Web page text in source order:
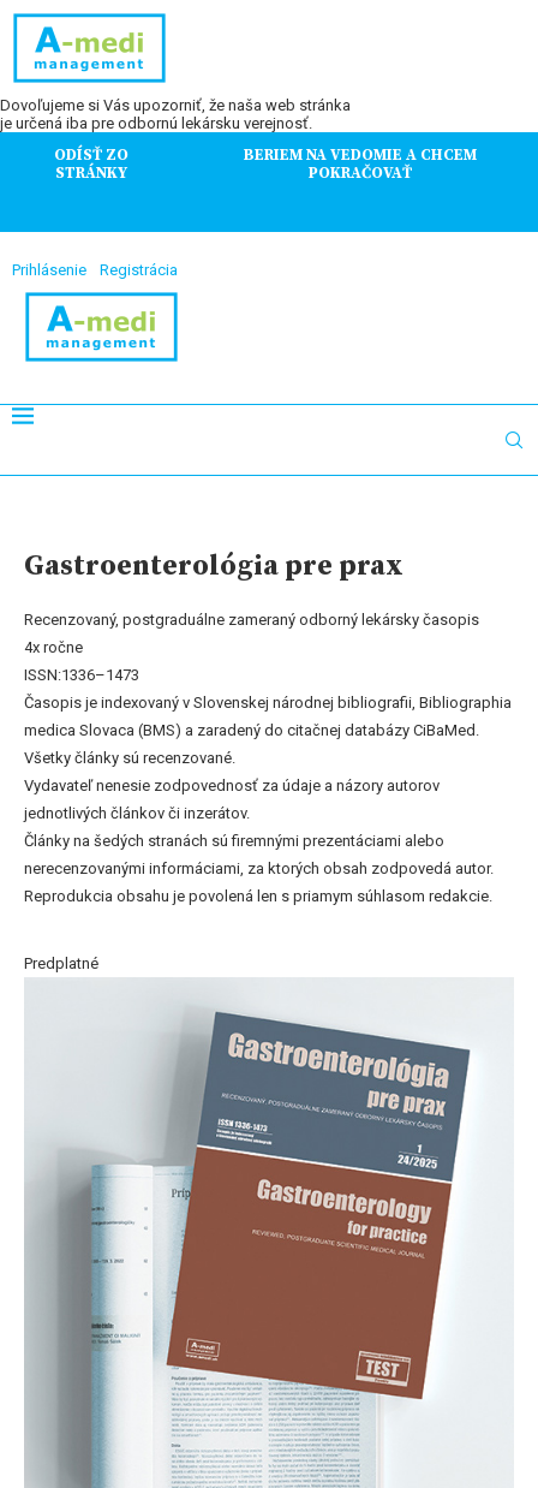
Dovoľujeme si Vás upozorniť, že naša web stránka
je určená iba pre odbornú lekársku verejnosť.
ODÍSŤ ZO
STRÁNKY
BERIEM NA VEDOMIE A CHCEM
POKRAČOVAŤ
Prihlásenie Registrácia
Gastroenterológia pre prax
Recenzovaný, postgraduálne zameraný odborný lekársky časopis
4x ročne
ISSN:1336–1473
Časopis je indexovaný v Slovenskej národnej bibliografii, Bibliographia
medica Slovaca (BMS) a zaradený do citačnej databázy CiBaMed.
Všetky články sú recenzované.
Vydavateľ nenesie zodpovednosť za údaje a názory autorov
jednotlivých článkov či inzerátov.
Články na šedých stranách sú firemnými prezentáciami alebo
nerecenzovanými informáciami, za ktorých obsah zodpovedá autor.
Reprodukcia obsahu je povolená len s priamym súhlasom redakcie.
Predplatné